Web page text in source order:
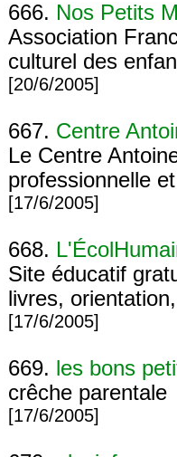
666. Nos Petits
Association
culturel des
[20/6/2005]
667. Centre
Le Centre
professionnelle
[17/6/2005]
668.
Site éducatif
livres,
[17/6/2005]
669. les bons
crêche parentale
[17/6/2005]